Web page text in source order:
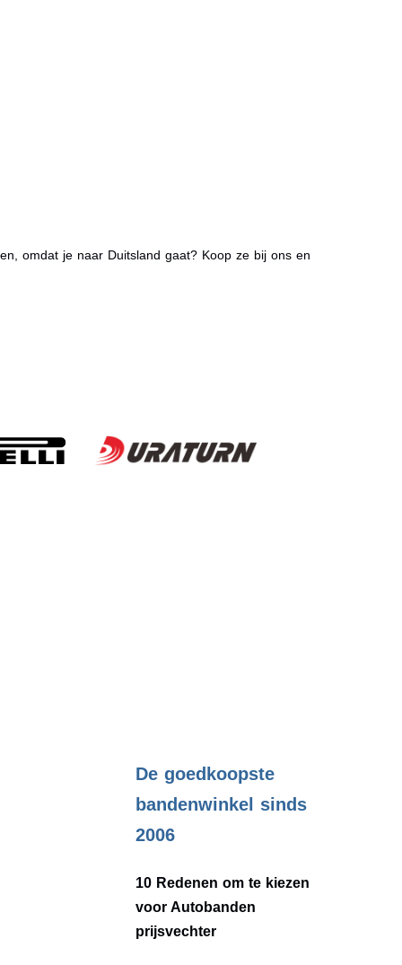
omdat je naar Duitsland gaat? Koop ze bij ons en
De goedkoopste
bandenwinkel sinds
2006
10 Redenen om te kiezen
voor Autobanden
prijsvechter